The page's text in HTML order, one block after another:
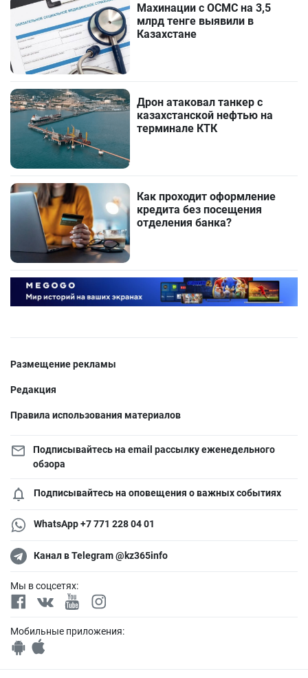
Махинации с ОСМС на 3,5
млрд тенге выявили в
Казахстане
Дрон атаковал танкер с
казахстанской нефтью на
терминале КТК
Как проходит оформление
кредита без посещения
отделения банка?
Размещение рекламы
Редакция
Правила использования материалов
Подписывайтесь на email рассылку еженедельного
обзора
Подписывайтесь на оповещения о важных событиях
WhatsApp +7 771 228 04 01
Канал в Telegram @kz365info
Мы в соцсетях:
Мобильные приложения: